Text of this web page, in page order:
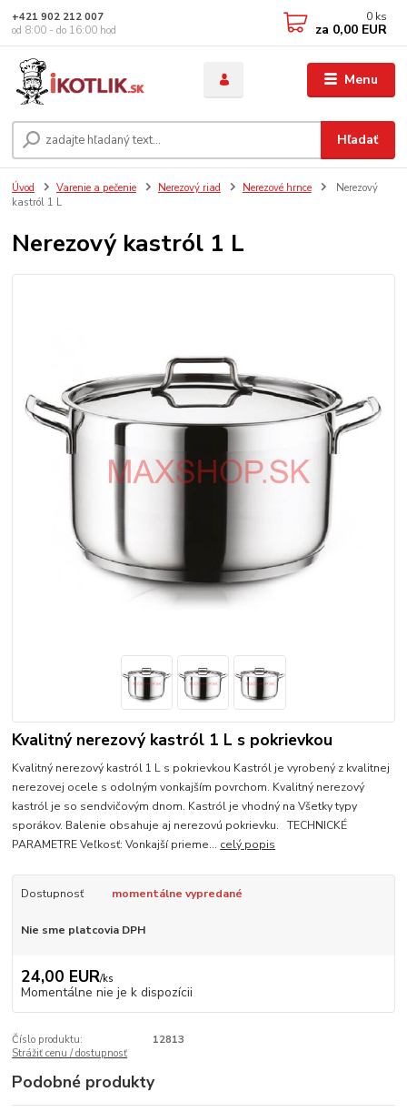
Menu
Hľadať
+421 902 212 007
od 8:00 - do 16:00 hod
0 ks
za 0,00 EUR
Úvod Varenie a pečenie Nerezový riad Nerezové hrnce
Nerezový
kastról 1 L
Nerezový kastról 1 L
Kvalitný nerezový kastról 1 L s pokrievkou
Kvalitný nerezový kastról 1 L s pokrievkou Kastról je vyrobený z kvalitnej
nerezovej ocele s odolným vonkajším povrchom. Kvalitný nerezový
kastról je so sendvičovým dnom. Kastról je vhodný na Všetky typy
sporákov. Balenie obsahuje aj nerezovú pokrievku. TECHNICKÉ
PARAMETRE Veľkosť: Vonkajší prieme... celý popis
Dostupnosť momentálne vypredané
Nie sme platcovia DPH
24,00 EUR/ks
Momentálne nie je k dispozícii
Číslo produktu:
12813
Strážiť cenu / dostupnosť
Podobné produkty